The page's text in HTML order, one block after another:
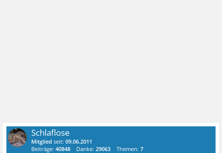
Schlaflose
Mitglied seit:09.06.2011
Beiträge:40848 Danke:29063 Themen:7